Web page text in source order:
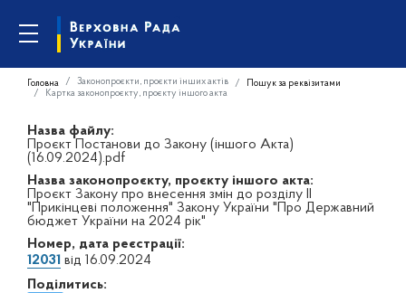
Головна Законопроєкти, проєкти інших актів
Пошук за реквізитами
Картка законопроєкту, проєкту іншого акта
Назва файлу:
Проєкт Постанови до Закону (іншого Акта)
(16.09.2024).pdf
Назва законопроєкту, проєкту іншого акта:
Проєкт Закону про внесення змін до розділу ІІ
"Прикінцеві положення" Закону України "Про Державний
бюджет України на 2024 рік"
Номер, дата реєстрації:
12031 від 16.09.2024
Поділитись: